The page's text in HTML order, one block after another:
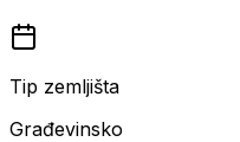
Tip zemljišta
Građevinsko